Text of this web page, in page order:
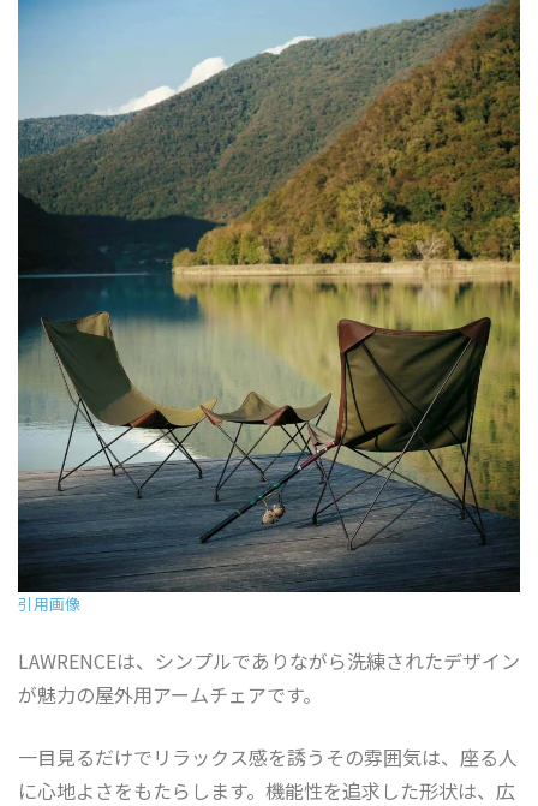
引用画像
LAWRENCEは、シンプルでありながら洗練されたデザイン
が魅力の屋外用アームチェアです。
一目見るだけでリラックス感を誘うその雰囲気は、座る人
に心地よさをもたらします。機能性を追求した形状は、広